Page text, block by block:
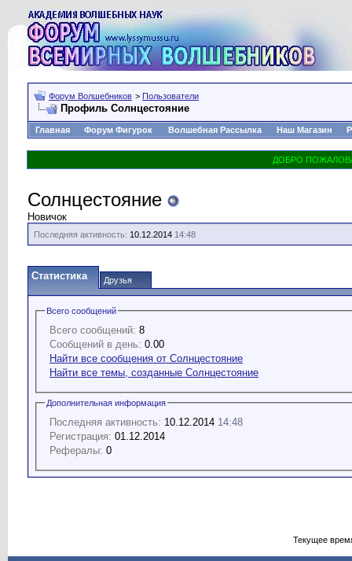
Форум Волшебников > Пользователи
Профиль Солнцестояние
Главная Форум Фигурок Волшебная Рассылка Наш Магазин
Солнцестояние
Новичок
Последняя активность: 10.12.2014 14:48
Статистика Друзья
Всего сообщений
Всего сообщений: 8
Сообщений в день: 0.00
Найти все сообщения от Солнцестояние
Найти все темы, созданные Солнцестояние
Дополнительная информация
Последняя активность: 10.12.2014 14:48
Регистрация: 01.12.2014
Рефералы: 0
Текущее